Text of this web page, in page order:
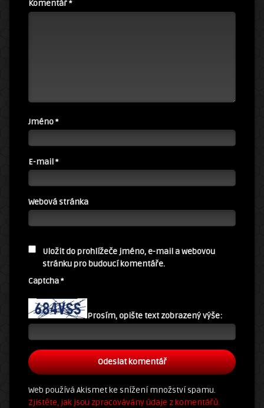
Komentář*
Jméno*
E-mail*
Webová stránka
Uložit do prohlížeče jméno, e-mail a webovou
stránku pro budoucí komentáře.
Captcha*
Prosím, opište text zobrazený výše:
Web používá Akismet ke snížení množství spamu.
Zjistěte, jak jsou zpracovávány údaje z komentářů.